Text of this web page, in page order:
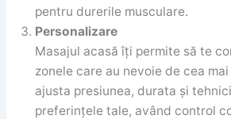
pentru durerile musculare.
Personalizare
Masajul acasă îți permite să te
zonele care au nevoie de cea
ajusta presiunea, durata și
preferințele tale, având control